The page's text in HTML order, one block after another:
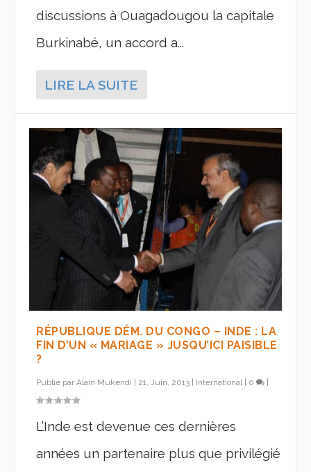
discussions à Ouagadougou la capitale
Burkinabé, un accord a...
LIRE LA SUITE
RÉPUBLIQUE DÉM. DU CONGO – INDE : LA
FIN D’UN « MARIAGE » JUSQU’ICI PAISIBLE
?
Publié parAlain Mukendi 21, Juin, 2013 International| 0
L’Inde est devenue ces dernières
années un partenaire plus que privilégié